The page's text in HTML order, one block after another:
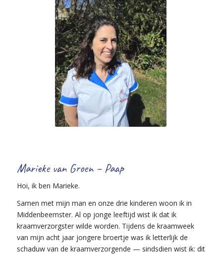
Marieke van Groen – Paap
Hoi, ik ben Marieke.
Samen met mijn man en onze drie kinderen woon ik in
Middenbeemster. Al op jonge leeftijd wist ik dat ik
kraamverzorgster wilde worden. Tijdens de kraamweek
van mijn acht jaar jongere broertje was ik letterlijk de
schaduw van de kraamverzorgende — sindsdien wist ik: dit